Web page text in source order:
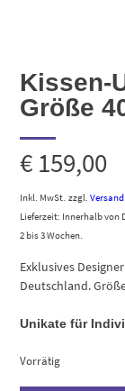
Kissen-
Größe
€ 159,00
Inkl. MwSt. zzgl.Versand
Lieferzeit: Innerhalb von
2 bis 3 Wochen.
Exklusives
Deutschland.
Unikate für
Vorrätig